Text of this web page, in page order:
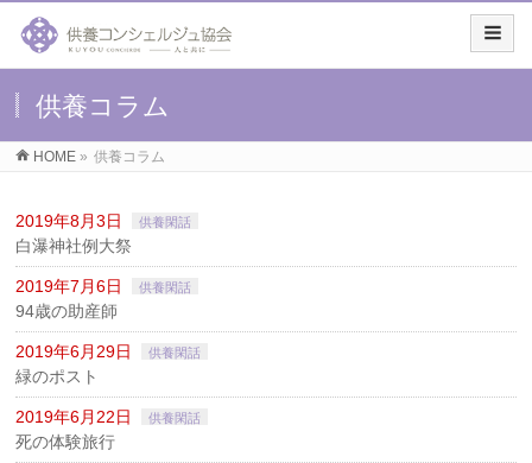
供養コラム
HOME » 供養コラム
2019年8月3日 供養閑話
白瀑神社例大祭
2019年7月6日 供養閑話
94歳の助産師
2019年6月29日 供養閑話
緑のポスト
2019年6月22日 供養閑話
死の体験旅行